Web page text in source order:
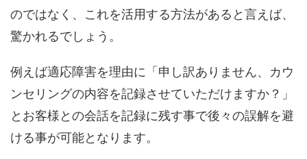
のではなく、これを活用する方法があると言えば、
驚かれるでしょう。
例えば適応障害を理由に「申し訳ありません、カウ
ンセリングの内容を記録させていただけますか？」
とお客様との会話を記録に残す事で後々の誤解を避
ける事が可能となります。